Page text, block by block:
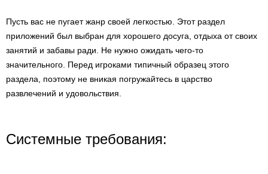
Пусть вас не пугает жанр своей легкостью. Этот раздел
приложений был выбран для хорошего досуга, отдыха от своих
занятий и забавы ради. Не нужно ожидать чего-то
значительного. Перед игроками типичный образец этого
раздела, поэтому не вникая погружайтесь в царство
развлечений и удовольствия.
Системные требования: